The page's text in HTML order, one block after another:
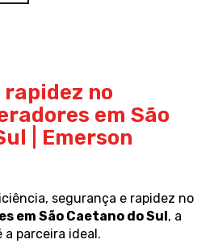
rapidez no
em São
| Emerson
segurança e rapidez no
em São Caetano do Sul, a
a parceira ideal.